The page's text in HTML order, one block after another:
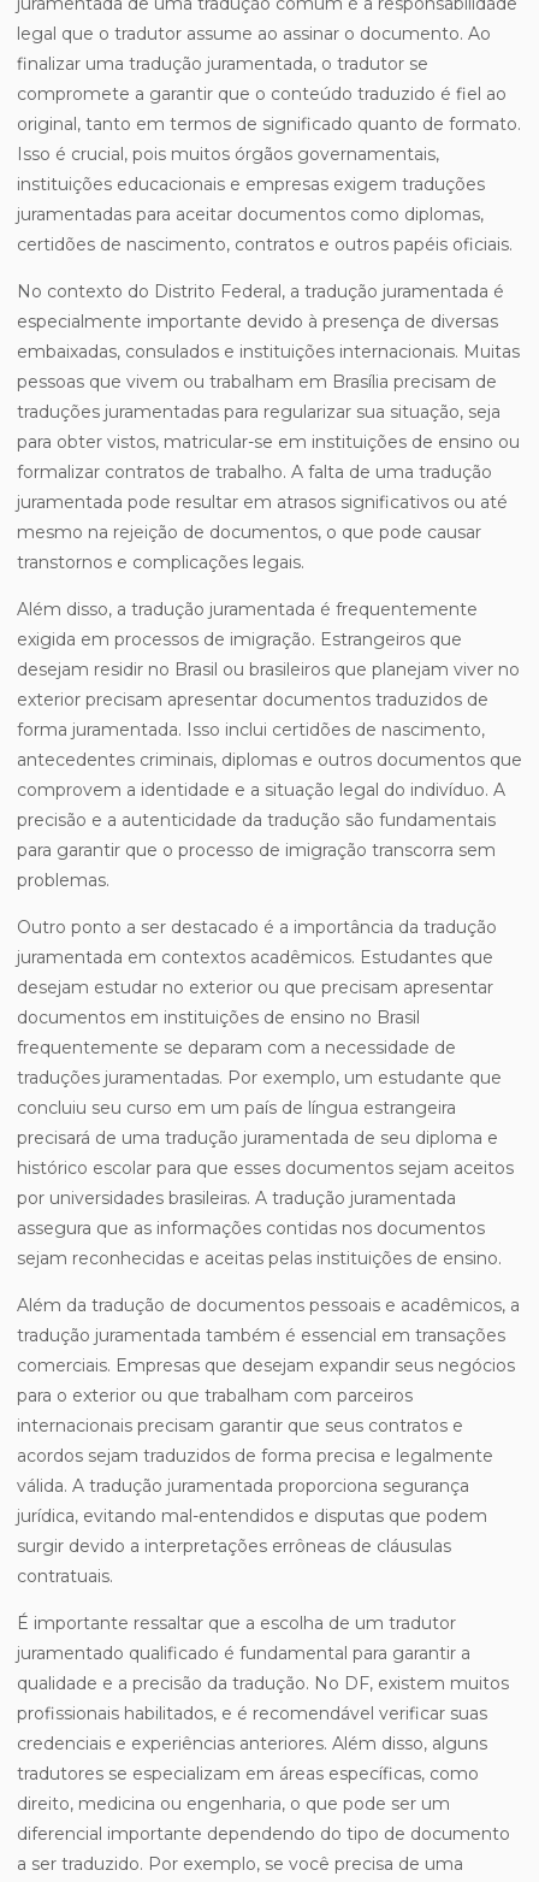
legal que o tradutor assume ao assinar o documento. Ao
finalizar uma tradução juramentada, o tradutor se
compromete a garantir que o conteúdo traduzido é fiel ao
original, tanto em termos de significado quanto de formato.
Isso é crucial, pois muitos órgãos governamentais,
instituições educacionais e empresas exigem traduções
juramentadas para aceitar documentos como diplomas,
certidões de nascimento, contratos e outros papéis oficiais.
No contexto do Distrito Federal, a tradução juramentada é
especialmente importante devido à presença de diversas
embaixadas, consulados e instituições internacionais. Muitas
pessoas que vivem ou trabalham em Brasília precisam de
traduções juramentadas para regularizar sua situação, seja
para obter vistos, matricular-se em instituições de ensino ou
formalizar contratos de trabalho. A falta de uma tradução
juramentada pode resultar em atrasos significativos ou até
mesmo na rejeição de documentos, o que pode causar
transtornos e complicações legais.
Além disso, a tradução juramentada é frequentemente
exigida em processos de imigração. Estrangeiros que
desejam residir no Brasil ou brasileiros que planejam viver no
exterior precisam apresentar documentos traduzidos de
forma juramentada. Isso inclui certidões de nascimento,
antecedentes criminais, diplomas e outros documentos que
comprovem a identidade e a situação legal do indivíduo. A
precisão e a autenticidade da tradução são fundamentais
para garantir que o processo de imigração transcorra sem
problemas.
Outro ponto a ser destacado é a importância da tradução
juramentada em contextos acadêmicos. Estudantes que
desejam estudar no exterior ou que precisam apresentar
documentos em instituições de ensino no Brasil
frequentemente se deparam com a necessidade de
traduções juramentadas. Por exemplo, um estudante que
concluiu seu curso em um país de língua estrangeira
precisará de uma tradução juramentada de seu diploma e
histórico escolar para que esses documentos sejam aceitos
por universidades brasileiras. A tradução juramentada
assegura que as informações contidas nos documentos
sejam reconhecidas e aceitas pelas instituições de ensino.
Além da tradução de documentos pessoais e acadêmicos, a
tradução juramentada também é essencial em transações
comerciais. Empresas que desejam expandir seus negócios
para o exterior ou que trabalham com parceiros
internacionais precisam garantir que seus contratos e
acordos sejam traduzidos de forma precisa e legalmente
válida. A tradução juramentada proporciona segurança
jurídica, evitando mal-entendidos e disputas que podem
surgir devido a interpretações errôneas de cláusulas
contratuais.
É importante ressaltar que a escolha de um tradutor
juramentado qualificado é fundamental para garantir a
qualidade e a precisão da tradução. No DF, existem muitos
profissionais habilitados, e é recomendável verificar suas
credenciais e experiências anteriores. Além disso, alguns
tradutores se especializam em áreas específicas, como
direito, medicina ou engenharia, o que pode ser um
diferencial importante dependendo do tipo de documento
a ser traduzido. Por exemplo, se você precisa de uma